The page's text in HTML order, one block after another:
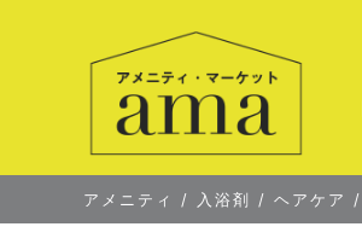
アメニティ / 入浴剤 / ヘアケア /